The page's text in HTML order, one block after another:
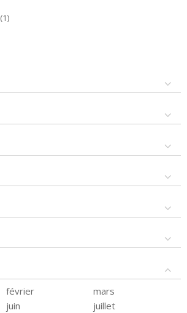
(1)
février
mars
juin
juillet